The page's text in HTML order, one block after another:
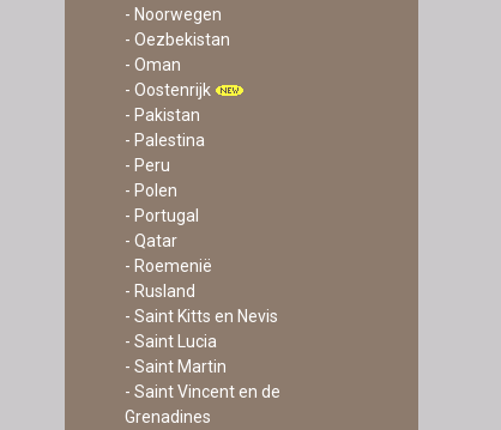
- Noorwegen
- Oezbekistan
- Oman
- Oostenrijk
- Pakistan
- Palestina
- Peru
- Polen
- Portugal
- Qatar
- Roemenië
- Rusland
- Saint Kitts en Nevis
- Saint Lucia
- Saint Martin
- Saint Vincent en de
Grenadines